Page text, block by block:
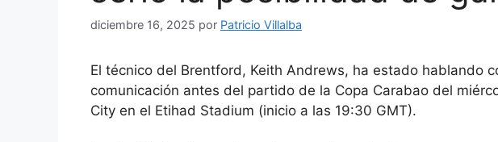
diciembre 16, 2025 por Patricio Villalba
El técnico del Brentford, Keith Andrews, ha estado hablando
comunicación antes del partido de la Copa Carabao del
City en el Etihad Stadium (inicio a las 19:30 GMT).